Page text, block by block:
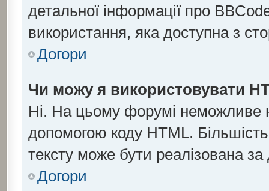
детальної інформації про
використання, яка доступна з
Догори
Чи можу я використовувати
Ні. На цьому форумі неможливе
допомогою коду HTML.
тексту може бути реалізована
Догори